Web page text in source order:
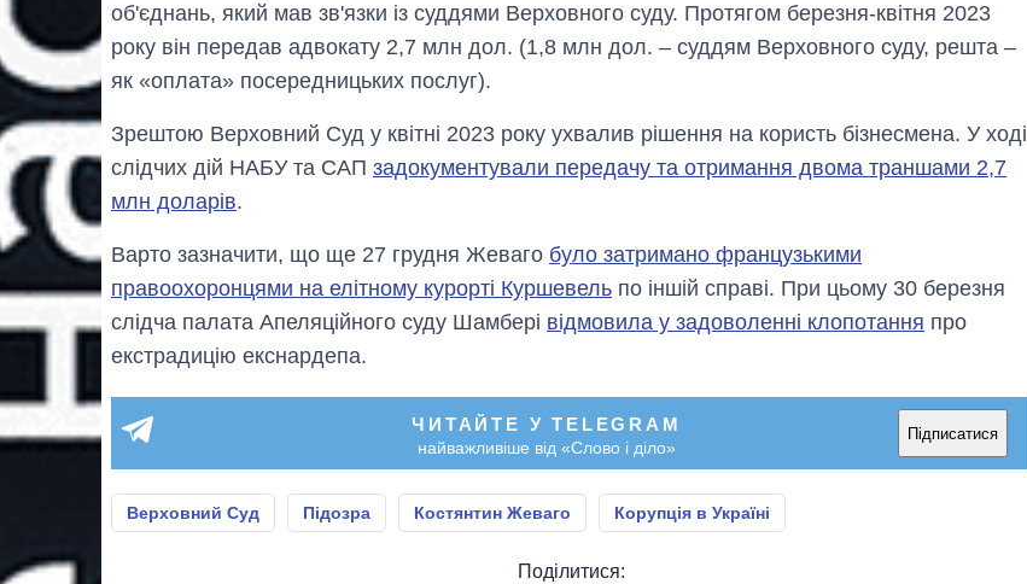
об'єднань, який мав зв'язки із суддями Верховного суду. Протягом березня-квітня 2023
року він передав адвокату 2,7 млн дол. (1,8 млн дол. – суддям Верховного суду, решта –
як «оплата» посередницьких послуг).
Зрештою Верховний Суд у квітні 2023 року ухвалив рішення на користь бізнесмена. У ході
слідчих дій НАБУ та САП задокументували передачу та отримання двома траншами 2,7
млн доларів.
Варто зазначити, що ще 27 грудня Жеваго було затримано французькими
правоохоронцями на елітному курорті Куршевель по іншій справі. При цьому 30 березня
слідча палата Апеляційного суду Шамбері відмовила у задоволенні клопотання про
екстрадицію екснардепа.
ЧИТАЙТЕ У TELEGRAM
найважливіше від «Слово і діло»
Підписатися
Верховний Суд Підозра Костянтин Жеваго Корупція в Україні
Поділитися: